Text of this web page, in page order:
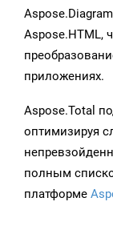
Aspose.HTML,
приложениях.
Aspose.Total
оптимизируя
полным
платформе